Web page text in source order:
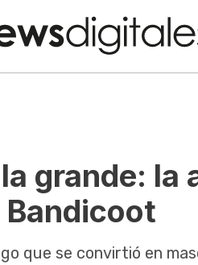
grande: la
que se convirtió en